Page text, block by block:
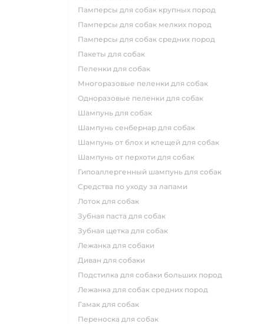
памперсы для собак крупных пород
памперсы для собак мелких пород
памперсы для собак средних пород
пакеты для собак
пеленки для собак
многоразовые пеленки для собак
одноразовые пеленки для собак
шампунь для собак
шампунь сенбернар для собак
шампунь от блох и клещей для собак
шампунь от перхоти для собак
гипоаллергенный шампунь для собак
средства по уходу за лапами
лоток для собак
зубная паста для собак
зубная щетка для собак
лежанка для собаки
диван для собаки
подстилка для собаки больших пород
лежанка для собак средних пород
гамак для собак
переноска для собак